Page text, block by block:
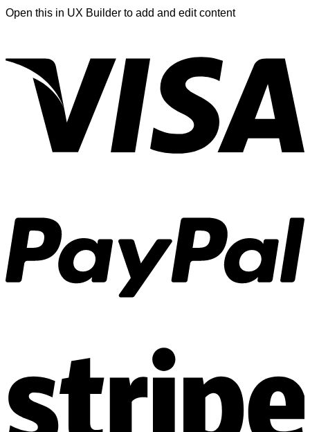
Open this in UX Builder to add and edit content